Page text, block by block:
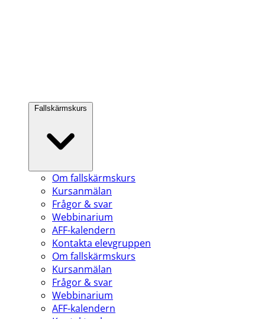
Fallskärmskurs
Om fallskärmskurs
Kursanmälan
Frågor & svar
Webbinarium
AFF-kalendern
Kontakta elevgruppen
Om fallskärmskurs
Kursanmälan
Frågor & svar
Webbinarium
AFF-kalendern